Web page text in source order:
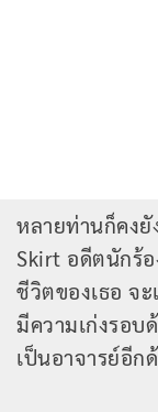
หลายท่านก็คงยั
Skirt อดีตนักร้อ
ชีวิตของเธอ จ
มีความเก่งรอบ
เป็นอาจารย์อีก